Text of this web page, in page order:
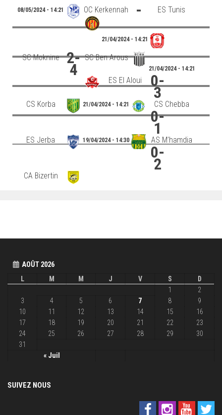
–Ligue I–
–Ligue II–
-Ligue I-
08/05/2024 - 14:21 OC Kerkennah - ES Tunis
21/04/2024 - 14:21
SC Moknine 2-
4
SC Ben Arous
21/04/2024 - 14:21
ES El Aloui 0-
3
CS Korba 21/04/2024 - 14:21 CS Chebba
0-
1
ES Jerba 19/04/2024 - 14:30 AS M’hamdia
0-
2
CA Bizertin
AOÛT 2026
L
M M J V S D
« Juil
1
2
3
4 5 6 7 8
9
10
11 12 13 14 15
16
17
18 19 20 21 22
23
24
25 26 27 28 29
30
31
SUIVEZ NOUS